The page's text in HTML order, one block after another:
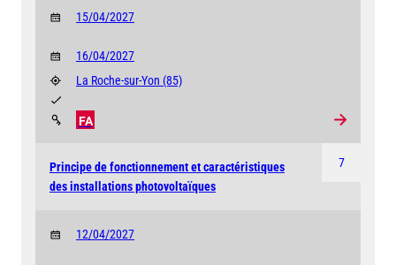
15/04/2027
16/04/2027
La Roche-sur-Yon (85)
FA
7
Principe de fonctionnement et caractéristiques
des installations photovoltaïques
12/04/2027